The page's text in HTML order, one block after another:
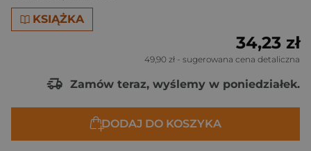
KSIĄŻKA
34,23 zł
49,90 zł - sugerowana cena detaliczna
Zamów teraz, wyślemy w poniedziałek.
DODAJ DO KOSZYKA